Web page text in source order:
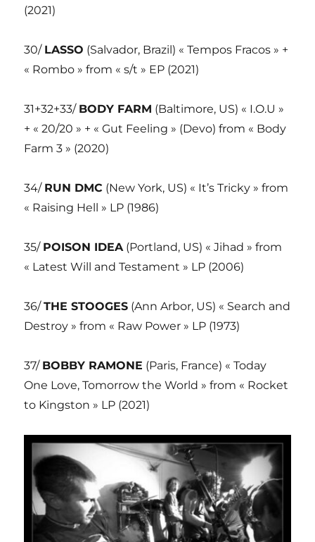
(2021)
30/ LASSO (Salvador, Brazil) « Tempos Fracos » +
« Rombo » from « s/t » EP (2021)
31+32+33/ BODY FARM (Baltimore, US) « I.O.U »
+ « 20/20 » + « Gut Feeling » (Devo) from « Body
Farm 3 » (2020)
34/ RUN DMC (New York, US) « It’s Tricky » from
« Raising Hell » LP (1986)
35/ POISON IDEA(Portland, US) « Jihad » from
« Latest Will and Testament » LP (2006)
36/THE STOOGES (Ann Arbor, US) « Search and
Destroy » from « Raw Power » LP (1973)
37/ BOBBY RAMONE (Paris, France) « Today
One Love, Tomorrow the World » from « Rocket
to Kingston » LP (2021)